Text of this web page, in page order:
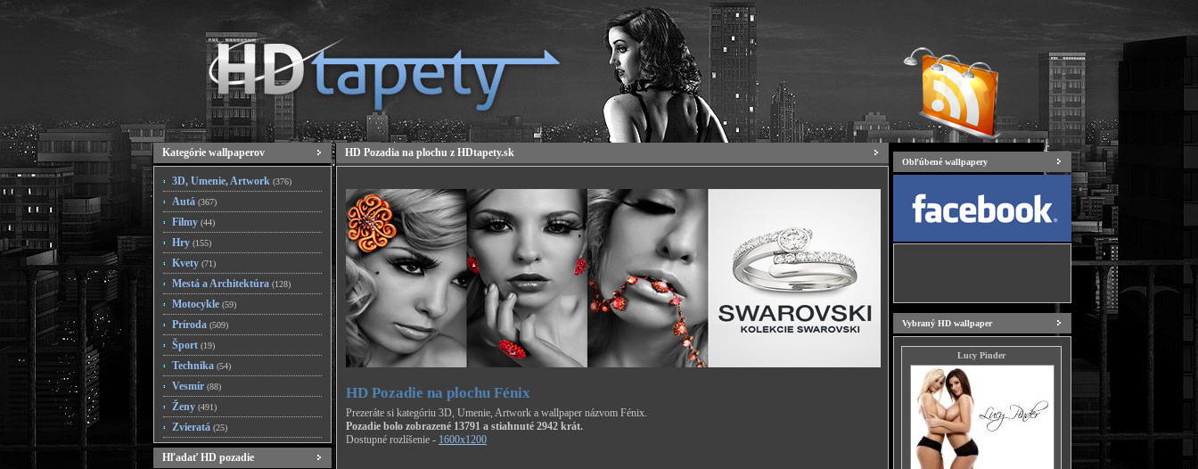
Kategórie wallpaperov
3D, Umenie, Artwork (376)
Autá (367)
Filmy (44)
Hry (155)
Kvety (71)
Mestá a Architektúra (128)
Motocykle (59)
Príroda (509)
Šport (19)
Technika (54)
Vesmír (88)
Ženy (491)
Zvieratá (25)
Hľadať HD pozadie
HD Pozadia na plochu z HDtapety.sk
HD Pozadie na plochu Fénix
Prezeráte si kategóriu 3D, Umenie, Artwork a wallpaper názvom Fénix.
Pozadie bolo zobrazené 13791 a stiahnuté 2942 krát.
Dostupné rozlíšenie - 1600x1200
Obľúbené wallpapery
Vybraný HD wallpaper
Lucy Pinder